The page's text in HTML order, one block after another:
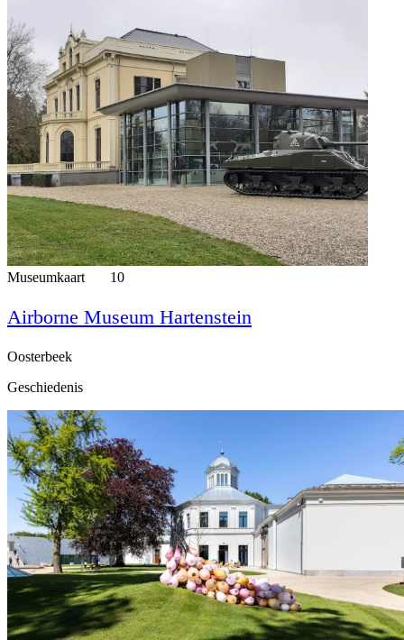
Museumkaart 10
Airborne Museum Hartenstein
Oosterbeek
Geschiedenis